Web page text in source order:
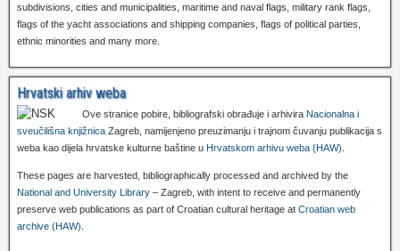
subdivisions, cities and municipalities, maritime and naval flags, military rank flags,
flags of the yacht associations and shipping companies, flags of political parties,
ethnic minorities and many more.
Hrvatski arhiv weba
Ove stranice pobire, bibliografski obrađuje i arhivira Nacionalna i
sveučilišna knjižnica Zagreb, namijenjeno preuzimanju i trajnom čuvanju publikacija s
weba kao dijela hrvatske kulturne baštine u Hrvatskom arhivu weba (HAW)
These pages are harvested, bibliographically processed and archived by the
National and University Library – Zagreb, with intent to receive and permanently
preserve web publications as part of Croatian cultural heritage at Croatian web
archive (HAW)